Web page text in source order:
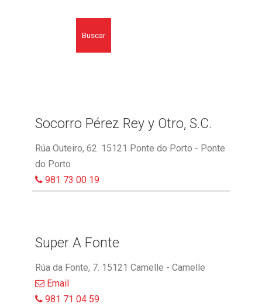
Buscar
Socorro Pérez Rey y Otro, S.C.
Rúa Outeiro, 62. 15121 Ponte do Porto - Ponte
do Porto
981 73 00 19
Super A Fonte
Rúa da Fonte, 7. 15121 Camelle - Camelle
Email
981 71 04 59